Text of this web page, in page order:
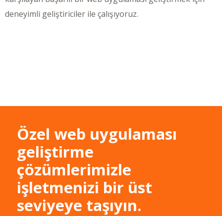
deneyimli geliştiriciler ile çalışıyoruz.
Özel web uygulaması
geliştirme
çözümlerimizle
işletmenizi bir üst
seviyeye taşıyın.